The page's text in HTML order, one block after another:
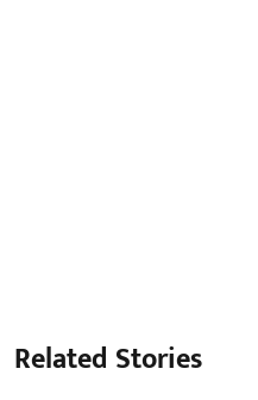
Related Stories